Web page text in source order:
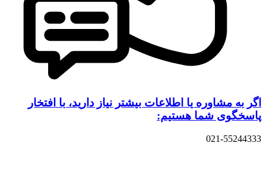
اگر به مشاوره یا اطلاعات بیشتر نیاز دارید، با افتخار
پاسخگوی شما هستیم:
021-55244333